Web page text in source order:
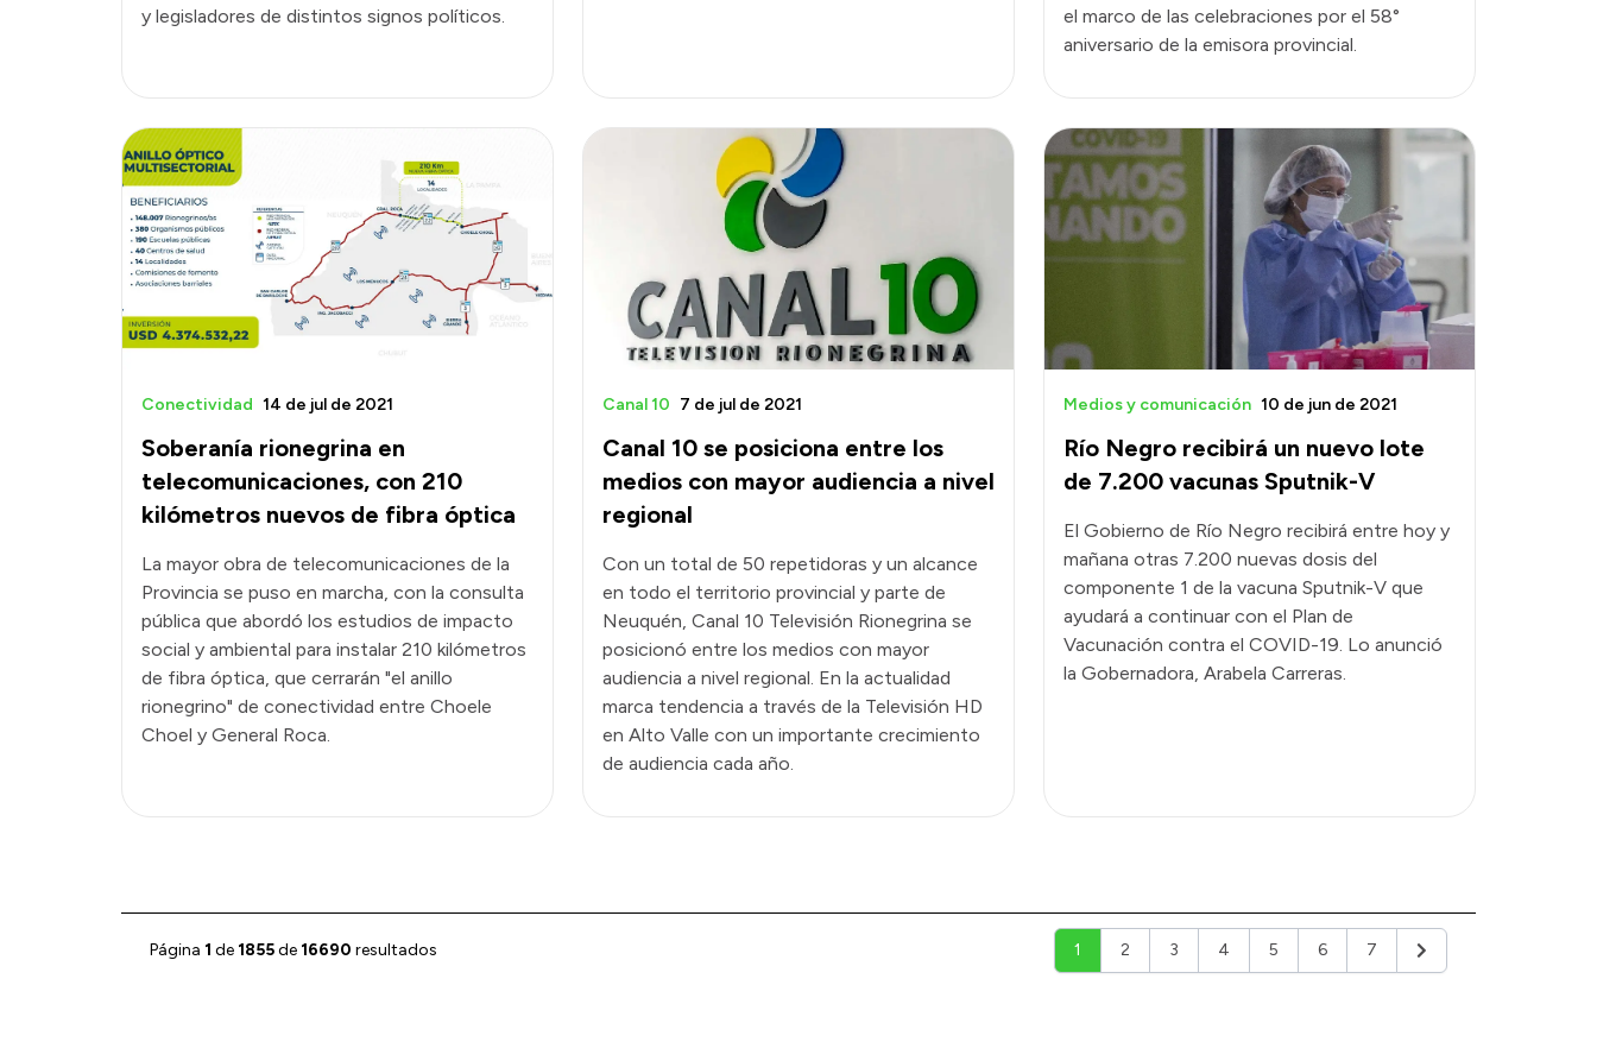
y legisladores de distintos signos políticos.
el marco de las celebraciones por el 58°
aniversario de la emisora provincial.
Soberanía rionegrina en
telecomunicaciones, con 210
kilómetros nuevos de fibra óptica
Conectividad 14 de jul de 2021
La mayor obra de telecomunicaciones de la
Provincia se puso en marcha, con la consulta
pública que abordó los estudios de impacto
social y ambiental para instalar 210 kilómetros
de fibra óptica, que cerrarán "el anillo
rionegrino" de conectividad entre Choele
Choel y General Roca.
Canal 10 se posiciona entre los
medios con mayor audiencia a nivel
regional
Canal 10 7 de jul de 2021
Con un total de 50 repetidoras y un alcance
en todo el territorio provincial y parte de
Neuquén, Canal 10 Televisión Rionegrina se
posicionó entre los medios con mayor
audiencia a nivel regional. En la actualidad
marca tendencia a través de la Televisión HD
en Alto Valle con un importante crecimiento
de audiencia cada año.
Río Negro recibirá un nuevo lote
de 7.200 vacunas Sputnik-V
Medios y comunicación 10 de jun de 2021
El Gobierno de Río Negro recibirá entre hoy y
mañana otras 7.200 nuevas dosis del
componente 1 de la vacuna Sputnik-V que
ayudará a continuar con el Plan de
Vacunación contra el COVID-19. Lo anunció
la Gobernadora, Arabela Carreras.
Página 1 de 1855de 16690 resultados 1 2 3 4 5 6 7 Siguiente